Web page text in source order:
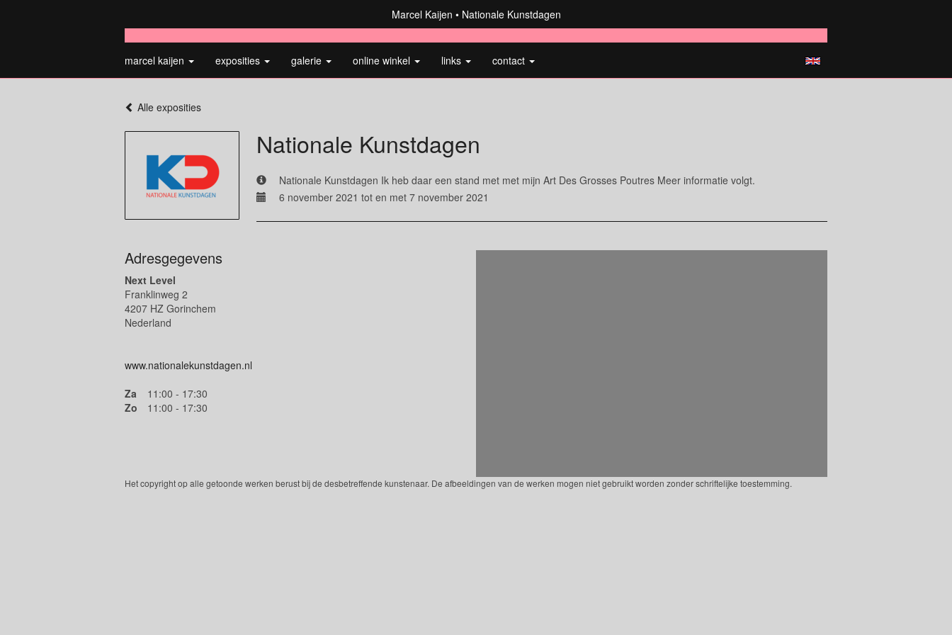
Marcel Kaijen Nationale Kunstdagen
marcel kaijen exposities galerie online winkel links contact
Alle exposities
Nationale Kunstdagen
Nationale Kunstdagen Ik heb daar een stand met met mijn Art Des Grosses Poutres Meer informatie volgt.
6 november 2021 tot en met 7 november 2021
Adresgegevens
Next Level
Franklinweg 2
4207 HZ Gorinchem
Nederland
www.nationalekunstdagen.nl
Za
11:00 - 17:30
Zo
11:00 - 17:30
Het copyright op alle getoonde werken berust bij de desbetreffende kunstenaar. De afbeeldingen van de werken mogen niet gebruikt worden zonder schriftelijke toestemming.